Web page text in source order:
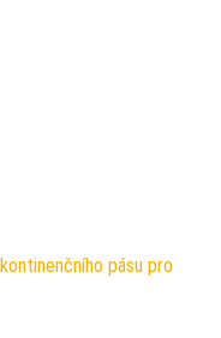
pásu pro